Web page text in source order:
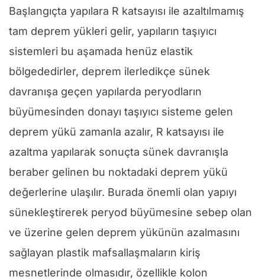
Başlangıçta yapılara R katsayısı ile azaltılmamış
tam deprem yükleri gelir, yapıların taşıyıcı
sistemleri bu aşamada henüz elastik
bölgededirler, deprem ilerledikçe sünek
davranışa geçen yapılarda peryodların
büyümesinden donayı taşıyıcı sisteme gelen
deprem yükü zamanla azalır, R katsayısı ile
azaltma yapılarak sonuçta sünek davranışla
beraber gelinen bu noktadaki deprem yükü
değerlerine ulaşılır. Burada önemli olan yapıyı
sünekleştirerek peryod büyümesine sebep olan
ve üzerine gelen deprem yükünün azalmasını
sağlayan plastik mafsallaşmaların kiriş
mesnetlerinde olmasıdır, özellikle kolon